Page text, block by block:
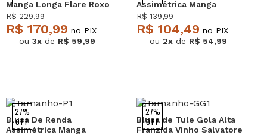
Manga Longa Flare Roxo
Salvatore
R$ 229,99
R$ 170,99 no PIX
ou 3x de R$ 59,99
Assimétrica Manga
Longa Branco Salvatore
R$ 139,99
R$ 104,49 no PIX
ou 2x de R$ 54,99
27%
OFF
Blusa De Renda
Assimétrica Manga
27%
OFF
Blusa de Tule Gola Alta
Franzida Vinho Salvatore